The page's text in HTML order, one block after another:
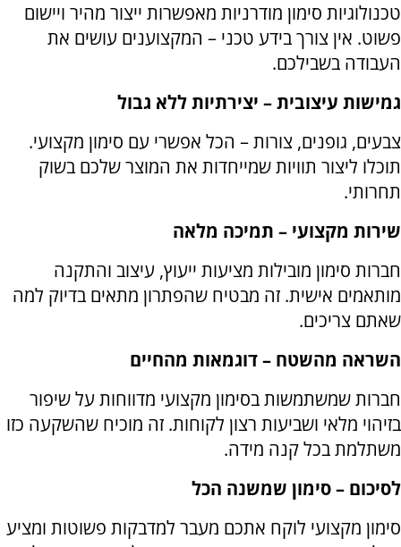
טכנולוגיות סימון מודרניות מאפשרות ייצור מהיר ויישום
פשוט. אין צורך בידע טכני – המקצוענים עושים את
העבודה בשבילכם.
גמישות עיצובית – יצירתיות ללא גבול
צבעים, גופנים, צורות – הכל אפשרי עם סימון מקצועי.
תוכלו ליצור תוויות שמייחדות את המוצר שלכם בשוק
תחרותי.
שירות מקצועי – תמיכה מלאה
חברות סימון מובילות מציעות ייעוץ, עיצוב והתקנה
מותאמים אישית. זה מבטיח שהפתרון מתאים בדיוק למה
שאתם צריכים.
השראה מהשטח – דוגמאות מהחיים
חברות שמשתמשות בסימון מקצועי מדווחות על שיפור
בזיהוי מלאי ושביעות רצון לקוחות. זה מוכיח שהשקעה כזו
משתלמת בכל קנה מידה.
לסיכום – סימון שמשנה הכל
סימון מקצועי לוקח אתכם מעבר למדבקות פשוטות ומציע